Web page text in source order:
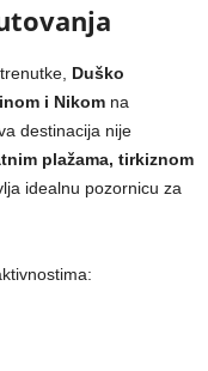
Duško
i Nikom na
destinacija nije
plažama, tirkiznom
idealnu pozornicu za